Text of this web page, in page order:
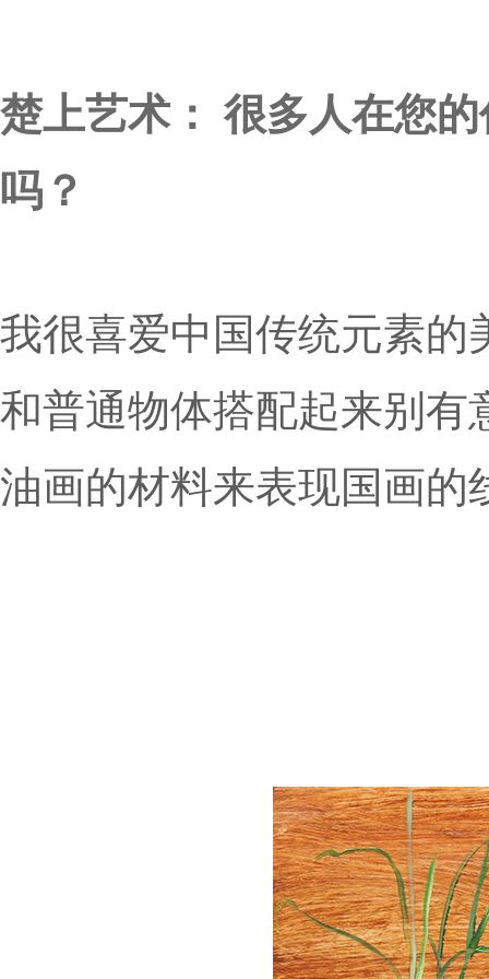
楚上艺术： 很多人在您
吗？
我很喜爱中国传统元素的
和普通物体搭配起来别有
油画的材料来表现国画的